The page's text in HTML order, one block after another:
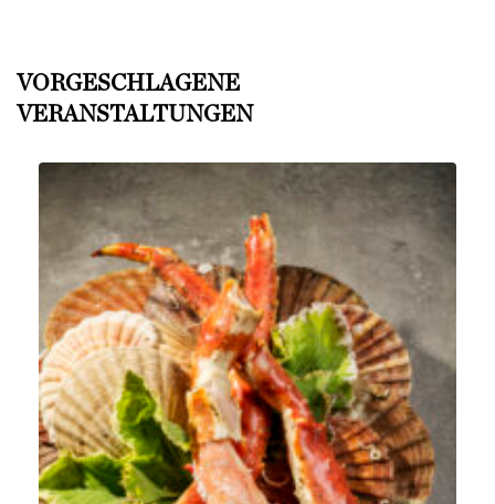
VORGESCHLAGENE
VERANSTALTUNGEN